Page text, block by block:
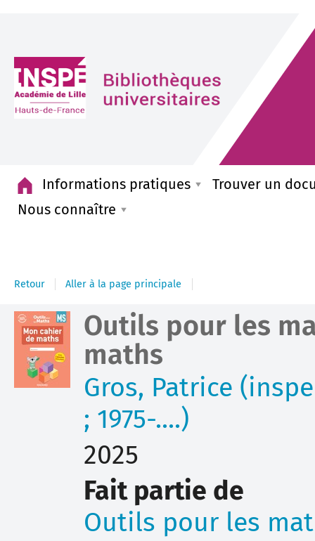
Accueil
Informations pratiques
Trouver un
Nous connaître
Retour Aller à la page principale
Détail
documentOutils pour les
maths
Gros, Patrice
; 1975-....)
2025
Fait partie de
Outils pour les